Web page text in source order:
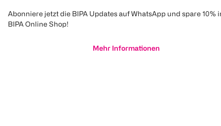
Abonniere jetzt die BIPA Updates auf WhatsApp und spare 10%
BIPA Online Shop!
Mehr Informationen